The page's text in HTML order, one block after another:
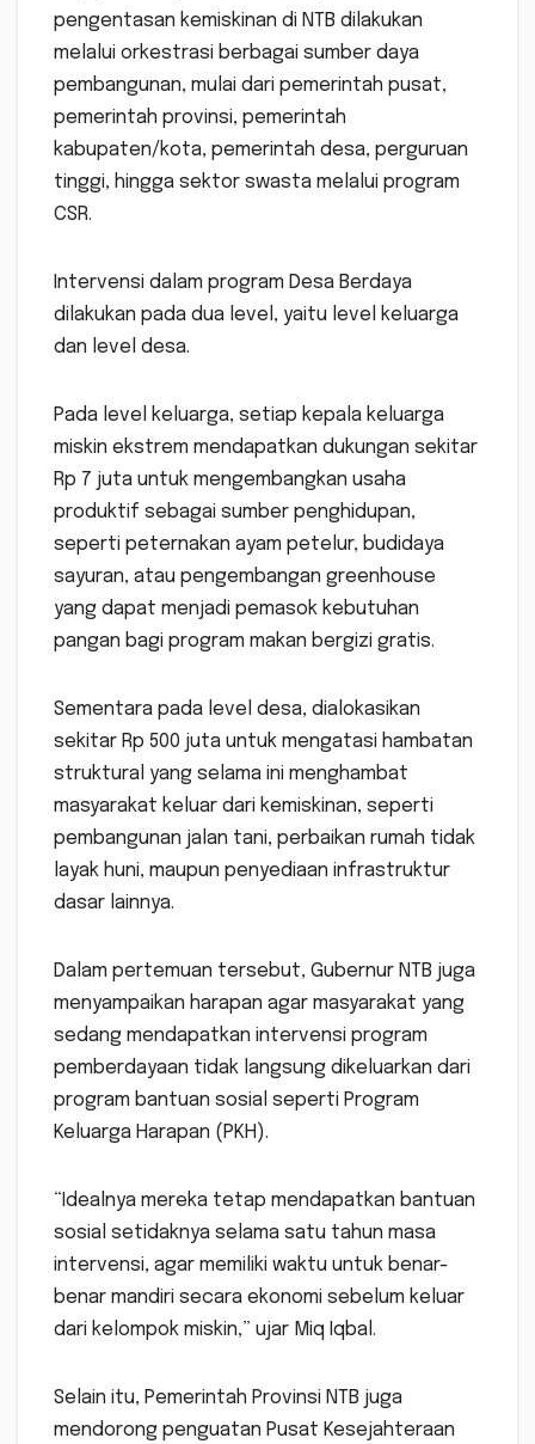
pengentasan kemiskinan di NTB dilakukan
melalui orkestrasi berbagai sumber daya
pembangunan, mulai dari pemerintah pusat,
pemerintah provinsi, pemerintah
kabupaten/kota, pemerintah desa, perguruan
tinggi, hingga sektor swasta melalui program
CSR.
Intervensi dalam program Desa Berdaya
dilakukan pada dua level, yaitu level keluarga
dan level desa.
Pada level keluarga, setiap kepala keluarga
miskin ekstrem mendapatkan dukungan sekitar
Rp 7 juta untuk mengembangkan usaha
produktif sebagai sumber penghidupan,
seperti peternakan ayam petelur, budidaya
sayuran, atau pengembangan greenhouse
yang dapat menjadi pemasok kebutuhan
pangan bagi program makan bergizi gratis.
Sementara pada level desa, dialokasikan
sekitar Rp 500 juta untuk mengatasi hambatan
struktural yang selama ini menghambat
masyarakat keluar dari kemiskinan, seperti
pembangunan jalan tani, perbaikan rumah tidak
layak huni, maupun penyediaan infrastruktur
dasar lainnya.
Dalam pertemuan tersebut, Gubernur NTB juga
menyampaikan harapan agar masyarakat yang
sedang mendapatkan intervensi program
pemberdayaan tidak langsung dikeluarkan dari
program bantuan sosial seperti Program
Keluarga Harapan (PKH).
“Idealnya mereka tetap mendapatkan bantuan
sosial setidaknya selama satu tahun masa
intervensi, agar memiliki waktu untuk benar-
benar mandiri secara ekonomi sebelum keluar
dari kelompok miskin,” ujar Miq Iqbal.
Selain itu, Pemerintah Provinsi NTB juga
mendorong penguatan Pusat Kesejahteraan